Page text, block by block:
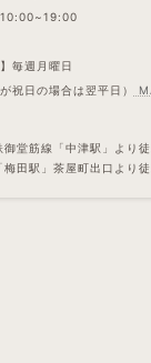
10:00~19:00
】毎週月曜日
が祝日の場合は翌平日）
御堂筋線「中津駅」より
梅田駅」茶屋町出口より